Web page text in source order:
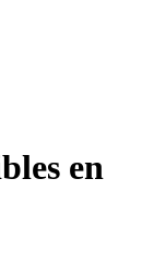
en